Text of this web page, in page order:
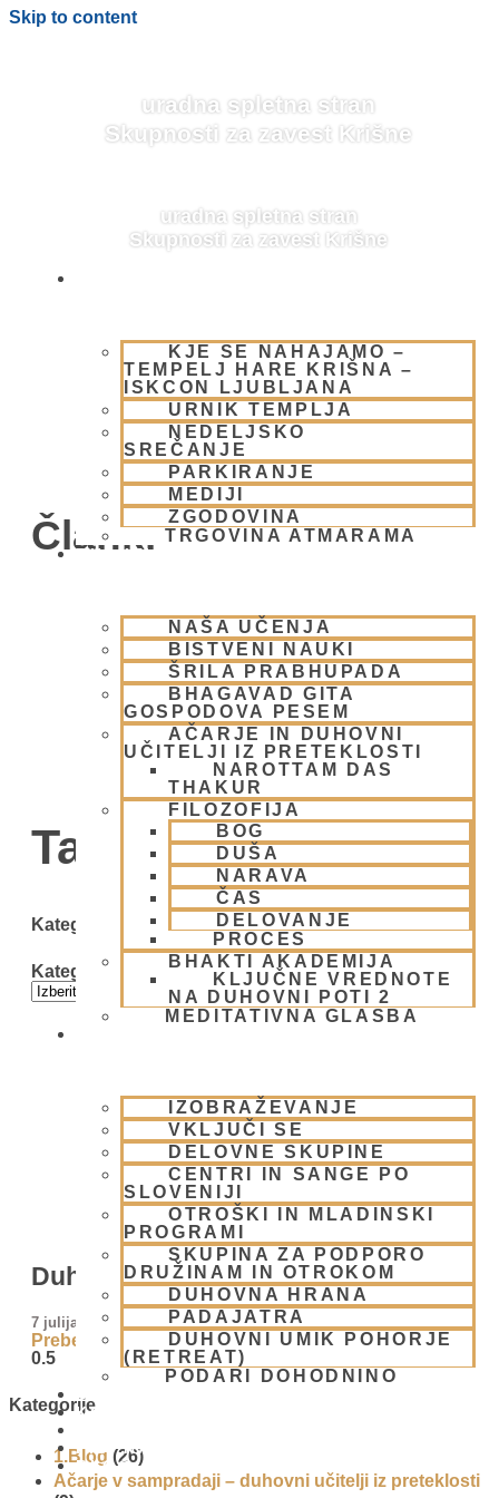
Skip to content
uradna spletna stran
Skupnosti za zavest Krišne
uradna spletna stran
Skupnosti za zavest Krišne
KJE SE NAHAJAMO –
TEMPELJ HARE KRIŠNA –
ISKCON LJUBLJANA
URNIK TEMPLJA
NEDELJSKO
SREČANJE
PARKIRANJE
MEDIJI
ZGODOVINA
TRGOVINA ATMARAMA
BHAKTI JOGA
NAŠA UČENJA
BISTVENI NAUKI
ŠRILA PRABHUPADA
BHAGAVAD GITA
GOSPODOVA PESEM
AČARJE IN DUHOVNI
UČITELJI IZ PRETEKLOSTI
NAROTTAM DAS
THAKUR
FILOZOFIJA
BOG
DUŠA
NARAVA
ČAS
DELOVANJE
PROCES
BHAKTI AKADEMIJA
KLJUČNE VREDNOTE
NA DUHOVNI POTI 2
MEDITATIVNA GLASBA
IZOBRAŽEVANJE
VKLJUČI SE
DELOVNE SKUPINE
CENTRI IN SANGE PO
SLOVENIJI
OTROŠKI IN MLADINSKI
PROGRAMI
SKUPINA ZA PODPORO
DRUŽINAM IN OTROKOM
DUHOVNA HRANA
PADAJATRA
DUHOVNI UMIK POHORJE
(RETREAT)
PODARI DOHODNINO
DONIRAJ
KOLEDAR
PIŠI NAM
BLOG
BLOG
Članki
Tag: Duhovni umik
Kategorije
Kategorije
Duhovni umik 2026
7 julija, 2026
Preberi več »
Kategorije
1.Blog (26)
Ačarje v sampradaji – duhovni učitelji iz preteklosti